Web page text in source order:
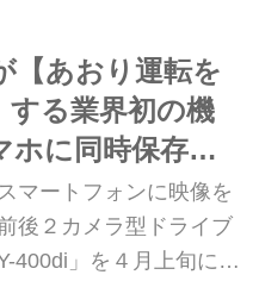
【あおり運転を
する業界初の機
ホに同時保存で
ル「Y-400di」
マートフォンに映像を
後２カメラ型ドライブ
400di」を４月上旬に発